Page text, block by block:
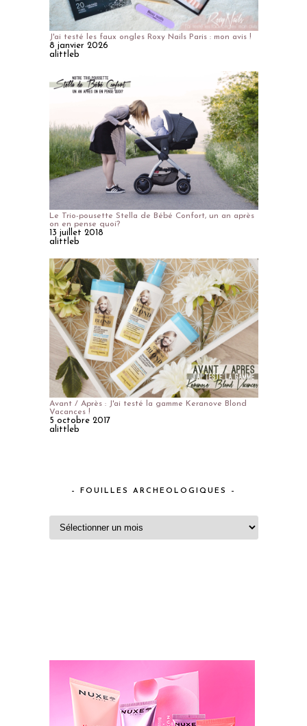
J'ai testé les faux ongles Roxy Nails Paris : mon avis !
8 janvier 2026
alittleb
Le Trio-pousette Stella de Bébé Confort, un an après
on en pense quoi?
13 juillet 2018
alittleb
Avant / Après : J'ai testé la gamme Keranove Blond
Vacances !
5 octobre 2017
alittleb
– FOUILLES ARCHEOLOGIQUES –